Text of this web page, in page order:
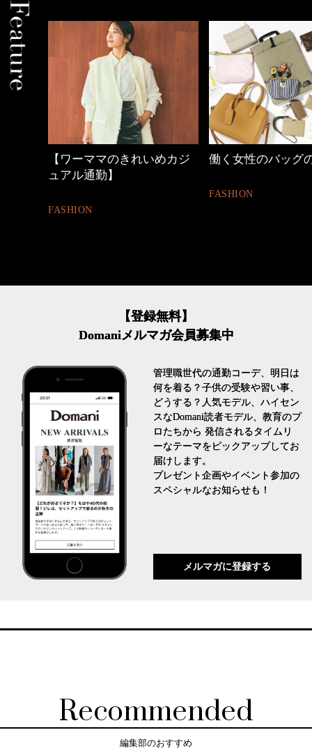
働く女性のバッグの中身
優木まおみさん
【登録無料】
Domaniメルマガ会員募集中
管理職世代の通勤コーデ、明日は
何を着る？子供の受験や習い事、
どうする？人気モデル、ハイセン
スなDomani読者モデル、教育のプ
ロたちから 発信されるタイムリ
ーなテーマをピックアップしてお
届けします。
プレゼント企画やイベント参加の
スペシャルなお知らせも！
メルマガに登録する
Recommended
編集部のおすすめ